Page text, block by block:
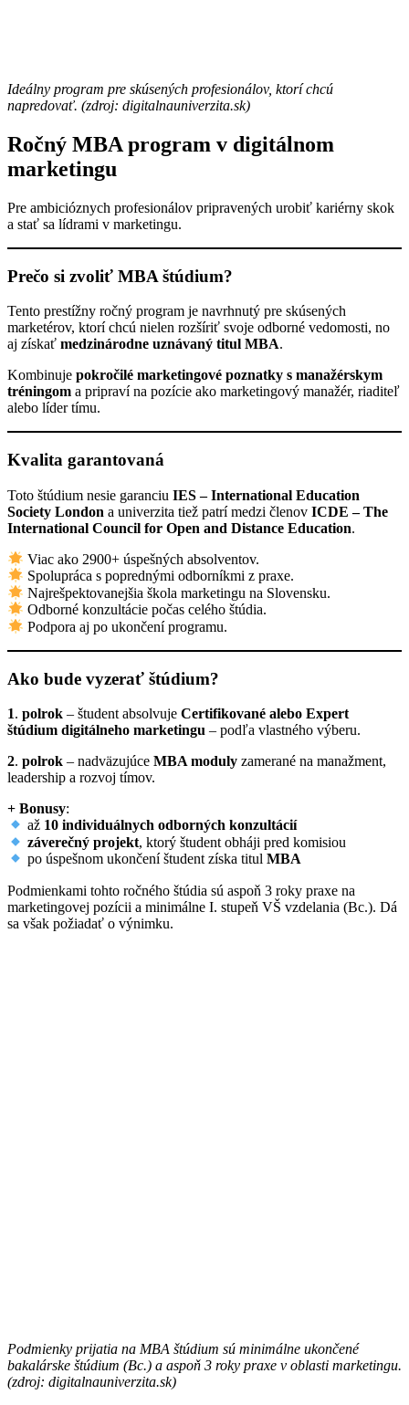
Ideálny program pre skúsených profesionálov, ktorí chcú
napredovať. (zdroj: digitalnauniverzita.sk)
Ročný MBA program v digitálnom
marketingu
Pre ambicióznych profesionálov pripravených urobiť kariérny skok
a stať sa lídrami v marketingu.
Prečo si zvoliť MBA štúdium?
Tento prestížny ročný program je navrhnutý pre skúsených
marketérov, ktorí chcú nielen rozšíriť svoje odborné vedomosti, no
aj získať medzinárodne uznávaný titul MBA.
Kombinuje pokročilé marketingové poznatky s manažérskym
tréningom a pripraví na pozície ako marketingový manažér, riaditeľ
alebo líder tímu.
Kvalita garantovaná
Toto štúdium nesie garanciu IES – International Education
Society London a univerzita tiež patrí medzi členov ICDE – The
International Council for Open and Distance Education.
Viac ako 2900+ úspešných absolventov.
Spolupráca s poprednými odborníkmi z praxe.
Najrešpektovanejšia škola marketingu na Slovensku.
Odborné konzultácie počas celého štúdia.
Podpora aj po ukončení programu.
Ako bude vyzerať štúdium?
1. polrok – študent absolvuje Certifikované alebo Expert
štúdium digitálneho marketingu – podľa vlastného výberu.
2. polrok – nadväzujúce MBA moduly zamerané na manažment,
leadership a rozvoj tímov.
+ Bonusy:
až 10 individuálnych odborných konzultácií
záverečný projekt, ktorý študent obháji pred komisiou
po úspešnom ukončení študent získa titulMBA
Podmienkami tohto ročného štúdia sú aspoň 3 roky praxe na
marketingovej pozícii a minimálne I. stupeň VŠ vzdelania (Bc.). Dá
sa však požiadať o výnimku.
Podmienky prijatia na MBA štúdium sú minimálne ukončené
bakalárske štúdium (Bc.) a aspoň 3 roky praxe v oblasti marketingu.
(zdroj: digitalnauniverzita.sk)